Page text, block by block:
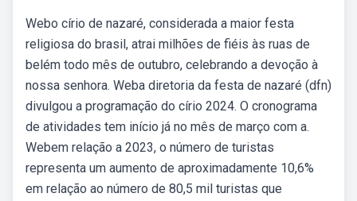
Webo círio de nazaré, considerada a maior festa
religiosa do brasil, atrai milhões de fiéis às ruas de
belém todo mês de outubro, celebrando a devoção à
nossa senhora. Weba diretoria da festa de nazaré (dfn)
divulgou a programação do círio 2024. O cronograma
de atividades tem início já no mês de março com a.
Webem relação a 2023, o número de turistas
representa um aumento de aproximadamente 10,6%
em relação ao número de 80,5 mil turistas que